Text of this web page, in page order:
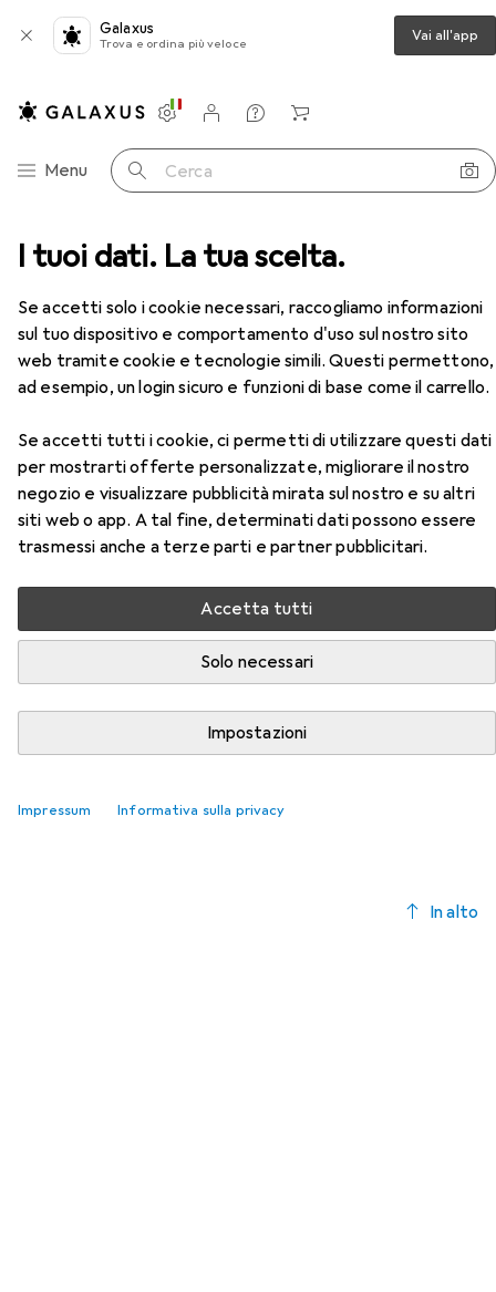
I tuoi dati. La tua scelta.
Se accetti solo i cookie necessari, raccogliamo informazioni
sul tuo dispositivo e comportamento d'uso sul nostro sito
web tramite cookie e tecnologie simili. Questi permettono,
ad esempio, un login sicuro e funzioni di base come il carrello.
Se accetti tutti i cookie, ci permetti di utilizzare questi dati
per mostrarti offerte personalizzate, migliorare il nostro
negozio e visualizzare pubblicità mirata sul nostro e su altri
siti web o app. A tal fine, determinati dati possono essere
trasmessi anche a terze parti e partner pubblicitari.
Accetta tutti
Solo necessari
Impostazioni
Impressum Informativa sulla privacy
Galaxus
Trova e ordina più veloce Vai all'app
Categoria Navigazione
Menu Cerca
Impostazioni
Conto cliente
Liste di confronto
Liste dei desideri
Carrello
Raspa + Lima Noga Svasatura a mano
Noga Svasatura a mano
Accessori per Noga Svasatura a
mano
Qui trovi accessori adatti per il prodotto Noga Svasatura a
mano della categoria Raspa + Lima.
NogaSvasatura
In alto